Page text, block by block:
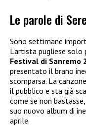
Le parole di
Sono settimane
L’artista pugliese
Festival di Sanremo
presentato il brano
scomparsa. La
il pubblico e sta già
come se non
suo nuovo album di
aprile.